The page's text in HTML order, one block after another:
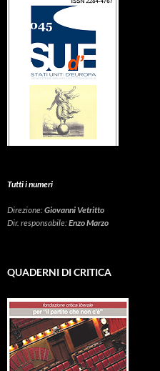
Tutti i numeri
Direzione:Giovanni Vetritto
Dir. responsabile:Enzo Marzo
QUADERNI DI CRITICA